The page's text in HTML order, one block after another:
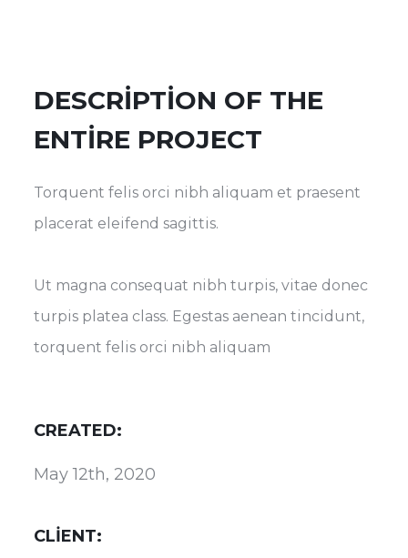
DESCRIPTION OF THE
ENTIRE PROJECT
Torquent felis orci nibh aliquam et praesent
placerat eleifend sagittis.
Ut magna consequat nibh turpis, vitae donec
turpis platea class. Egestas aenean tincidunt,
torquent felis orci nibh aliquam
CREATED:
May 12th, 2020
CLIENT: